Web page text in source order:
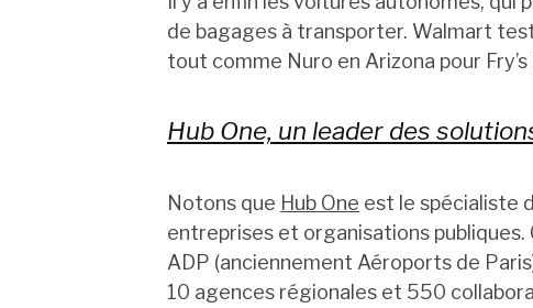
de bagages à transporter. Walmart
tout comme Nuro en Arizona pour
Hub One, un leader des
Notons que Hub One est le spécialiste
entreprises et organisations publiques.
ADP (anciennement Aéroports de
10 agences régionales et 550